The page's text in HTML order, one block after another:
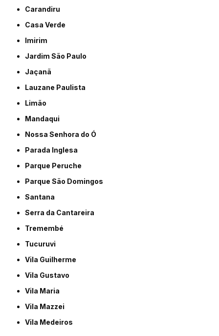
Carandiru
Casa Verde
Imirim
Jardim São Paulo
Jaçanã
Lauzane Paulista
Limão
Mandaqui
Nossa Senhora do Ó
Parada Inglesa
Parque Peruche
Parque São Domingos
Santana
Serra da Cantareira
Tremembé
Tucuruvi
Vila Guilherme
Vila Gustavo
Vila Maria
Vila Mazzei
Vila Medeiros